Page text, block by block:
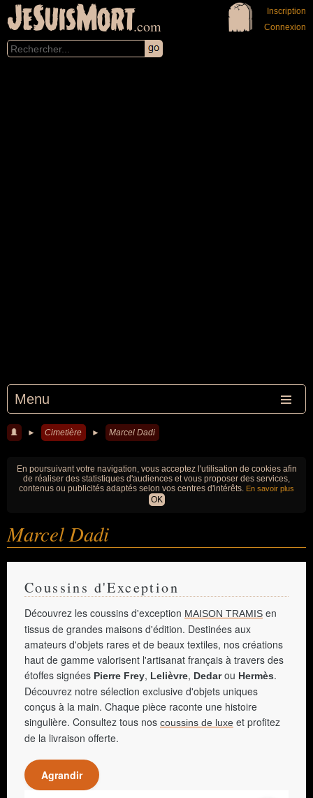
JeSuisMort.com
Menu
Inscription
Connexion
► Cimetière ► Marcel Dadi
En poursuivant votre navigation, vous acceptez l'utilisation de cookies afin
de réaliser des statistiques d'audiences et vous proposer des services,
contenus ou publicités adaptés selon vos centres d'intérêts. En savoir plus
OK
Marcel Dadi
Coussins d'Exception
Découvrez les coussins d'exception MAISON TRAMIS en
tissus de grandes maisons d'édition. Destinées aux
amateurs d'objets rares et de beaux textiles, nos créations
haut de gamme valorisent l'artisanat français à travers des
étoffes signées Pierre Frey, Lelièvre, Dedarou Hermès.
Découvrez notre sélection exclusive d'objets uniques
conçus à la main. Chaque pièce raconte une histoire
singulière. Consultez tous nos coussins de luxe et profitez
de la livraison offerte.
Agrandir